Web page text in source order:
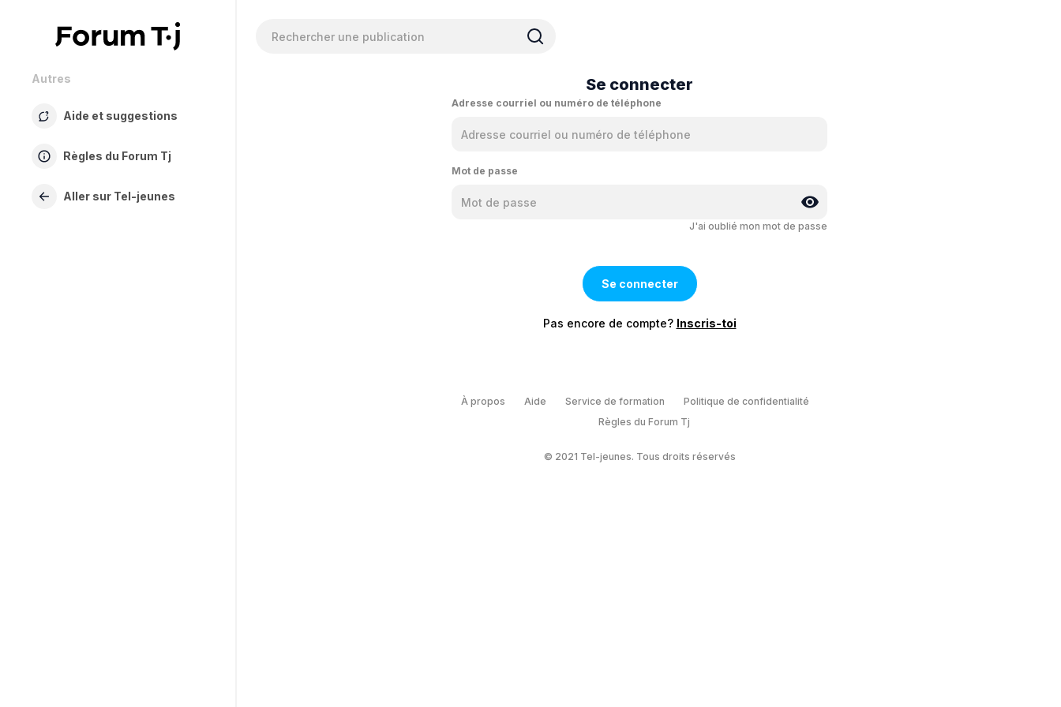
Autres
Aide et suggestions
Règles du Forum Tj
Aller sur Tel-jeunes
Se connecter
Adresse courriel ou numéro de téléphone
Mot de passe
J'ai oublié mon mot de passe
Pas encore de compte? Inscris-toi
À propos Aide Service de formation
Politique de confidentialité
Règles du Forum Tj
© 2021 Tel-jeunes. Tous droits réservés